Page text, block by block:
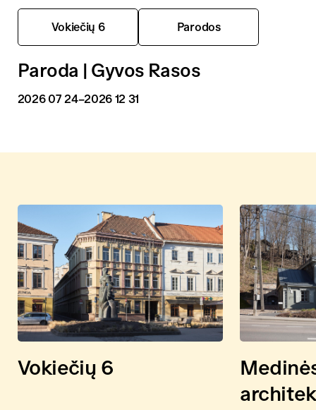
Vokiečių 6 Parodos
Paroda | Gyvos Rasos
2026 07 24–2026 12 31
Vokiečių 6